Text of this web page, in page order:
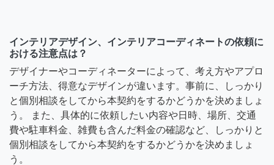
インテリアデザイン、インテリアコーディネートの依頼に
おける注意点は？
デザイナーやコーディネーターによって、考え方やアプロ
ーチ方法、得意なデザインが違います。事前に、しっかり
と個別相談をしてから本契約をするかどうかを決めましょ
う。 また、具体的に依頼したい内容や日時、場所、交通
費や駐車料金、雑費も含んだ料金の確認など、しっかりと
個別相談をしてから本契約をするかどうかを決めましょ
う。